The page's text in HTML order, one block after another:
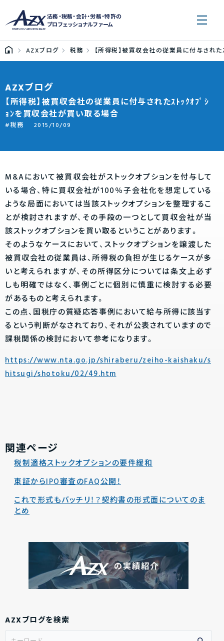
法務・税務・会計・労務・特許の
プロフェッショナルファーム
AZXブログ 税務 【所得税】被買収会社の従業員に付与され
AZXブログ
【所得税】被買収会社の従業員に付与されたｽﾄｯｸｵﾌﾟｼ
ｮﾝを買収会社が買い取る場合
税務 2015/10/09
M&Aにおいて被買収会社がストックオプションを付与して
いる場合、特に買収会社が100％子会社化を想定している
ような局面においては当該ストックオプションを整理するこ
とが検討されますが、その手段の一つとして買収会社が当
該ストックオプションを買い取るということがあります。
そのようなケースにおいて、ストックオプションを譲渡した
被買収会社の従業員は、所得税の負担が生じるケースが多
いと考えられますが、その所得区分については条文上必ず
しも明確ではなく、事例ごとに個別に慎重に検討する必要
があるものと考えられます。
この点、国税庁の質疑応答事例において給与所得に該当す
るという判断がなされており、それが公表されていますので
課税関係の検討において参考になります。
https://www.nta.go.jp/shiraberu/zeiho-kaishaku/s
hitsugi/shotoku/02/49.htm
関連ページ
税制適格ストックオプションの要件緩和
東証からIPO審査のFAQ公開！
これで形式もバッチリ！？契約書の形式面についてのま
とめ
AZXブログを検索